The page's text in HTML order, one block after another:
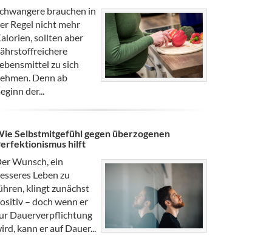
brauchen in
Regel nicht mehr
sollten aber
zu sich
Denn ab
der...
Selbstmitgefühl gegen überzogenen
hilft
Wunsch, ein
Leben zu
klingt zunächst
– doch wenn er
Dauerverpflichtung
kann er auf Dauer...